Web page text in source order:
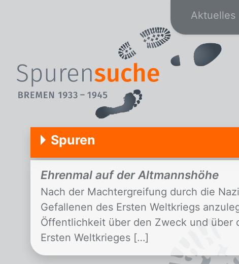
Aktuelles
Spuren
Ehrenmal auf der Altmannshöhe
Nach der Machtergreifung durch die
Gefallenen des Ersten Weltkriegs
Öffentlichkeit über den Zweck und über
Ersten Weltkrieges […]